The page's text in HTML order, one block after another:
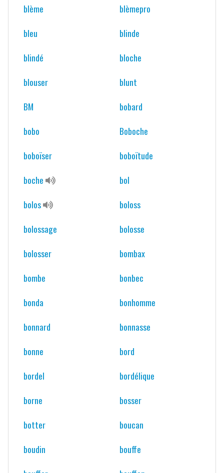
blème
blèmepro
bleu
blinde
blindé
bloche
blouser
blunt
BM
bobard
bobo
Boboche
boboïser
boboïtude
boche
bol
bolos
boloss
bolossage
bolosse
bolosser
bombax
bombe
bonbec
bonda
bonhomme
bonnard
bonnasse
bonne
bord
bordel
bordélique
borne
bosser
botter
boucan
boudin
bouffe